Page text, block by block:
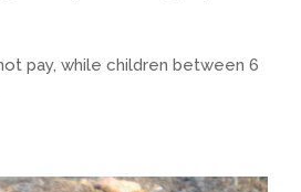
pay, while children between 6